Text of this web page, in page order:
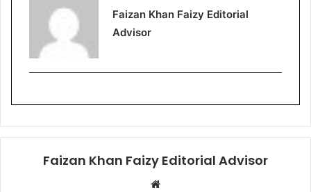
Faizan Khan Faizy Editorial
Advisor
Faizan Khan Faizy Editorial Advisor